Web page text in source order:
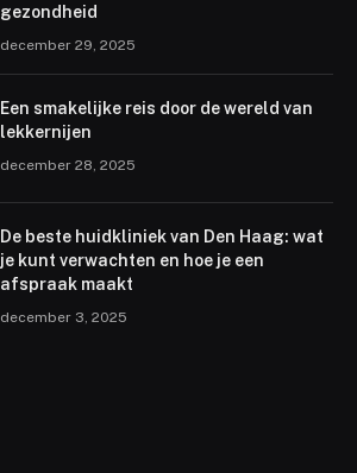
gezondheid
december 29, 2025
Een smakelijke reis door de wereld van
lekkernijen
december 28, 2025
De beste huidkliniek van Den Haag: wat
je kunt verwachten en hoe je een
afspraak maakt
december 3, 2025